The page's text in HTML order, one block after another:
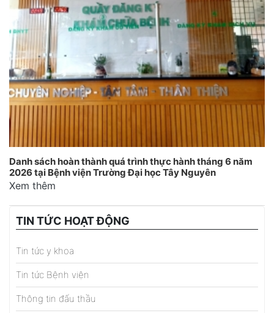
Danh sách hoàn thành quá trình thực hành tháng 6 năm
2026 tại Bệnh viện Trường Đại học Tây Nguyên
Xem thêm
TIN TỨC HOẠT ĐỘNG
Tin tức y khoa
Tin tức Bệnh viện
Thông tin đấu thầu